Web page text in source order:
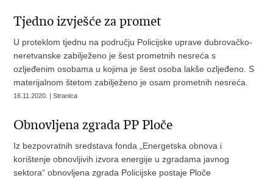
Tjedno izvješće za promet
U proteklom tjednu na području Policijske uprave dubrovačko-
neretvanske zabilježeno je šest prometnih nesreća s
ozljeđenim osobama u kojima je šest osoba lakše ozljeđeno. S
materijalnom štetom zabilježeno je osam prometnih nesreća.
16.11.2020. | Stranica
Obnovljena zgrada PP Ploče
Iz bezpovratnih sredstava fonda „Energetska obnova i
korištenje obnovljivih izvora energije u zgradama javnog
sektora“ obnovljena zgrada Policijske postaje Ploče